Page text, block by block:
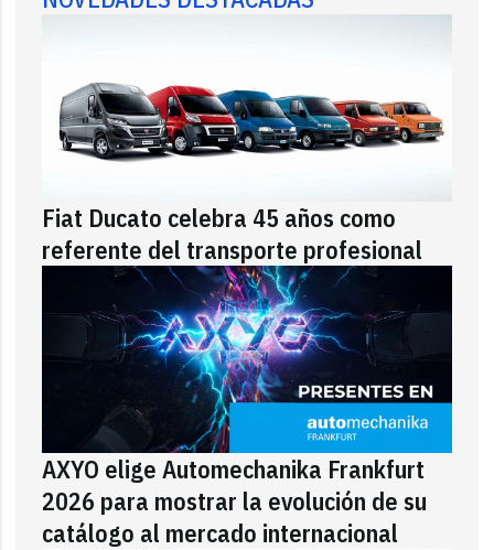
Fiat Ducato celebra 45 años como
referente del transporte profesional
AXYO elige Automechanika Frankfurt
2026 para mostrar la evolución de su
catálogo al mercado internacional